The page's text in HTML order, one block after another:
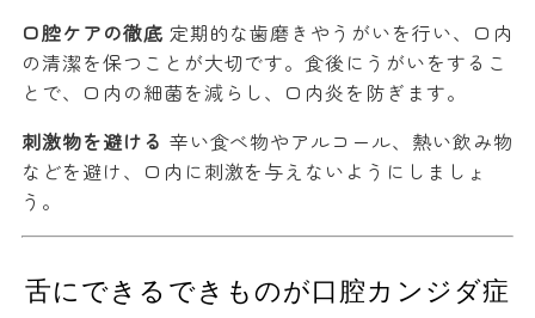
口腔ケアの徹底 定期的な歯磨きやうがいを行い、口内
の清潔を保つことが大切です。食後にうがいをするこ
とで、口内の細菌を減らし、口内炎を防ぎます。
刺激物を避ける 辛い食べ物やアルコール、熱い飲み物
などを避け、口内に刺激を与えないようにしましょ
う。
舌にできるできものが口腔カンジダ症